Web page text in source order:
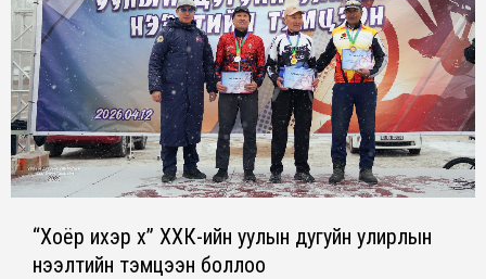
“Хоёр ихэр хүү” ХХК-ийн уулын дугуйн улирлын
нээлтийн тэмцээн боллоо